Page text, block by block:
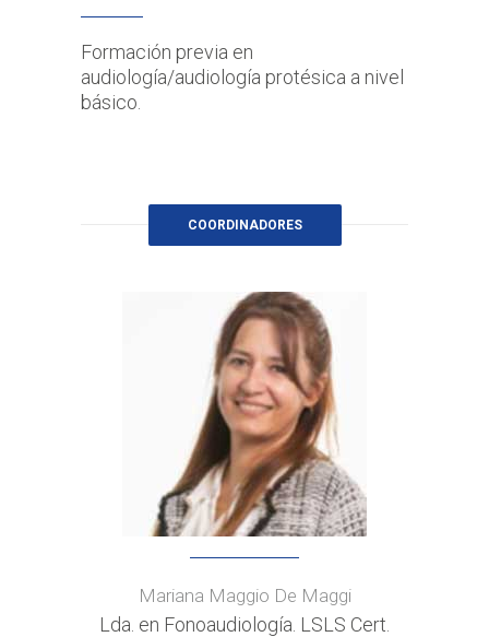
Formación previa en
audiología/audiología protésica a nivel
básico.
COORDINADORES
Mariana Maggio De Maggi
Lda. en Fonoaudiología. LSLS Cert.